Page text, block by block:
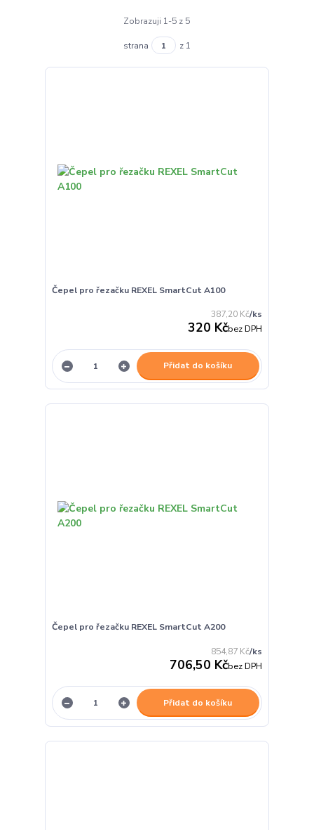
Zobrazuji 1-5 z 5
strana z 1
Čepel pro řezačku REXEL SmartCut A100
387,20 Kč/ks
320 Kčbez DPH
Přidat do košíku
Čepel pro řezačku REXEL SmartCut A200
854,87 Kč/ks
706,50 Kčbez DPH
Přidat do košíku